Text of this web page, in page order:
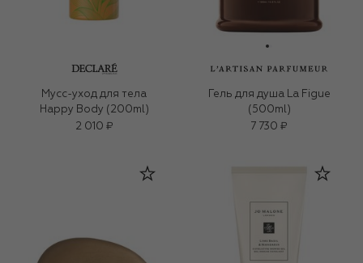
Мусс-уход для тела
Happy Body (200ml)
2 010 ₽
Гель для душа La Figue
(500ml)
7 730 ₽